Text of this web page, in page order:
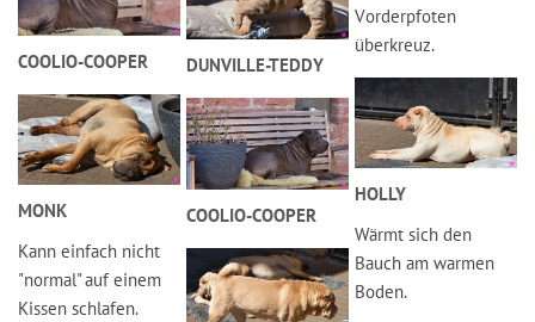
COOLIO-COOPER
MONK
Kann einfach nicht
"normal" auf einem
Kissen schlafen.
DUNVILLE-TEDDY
COOLIO-COOPER
Vorderpfoten
überkreuz.
HOLLY
Wärmt sich den
Bauch am warmen
Boden.